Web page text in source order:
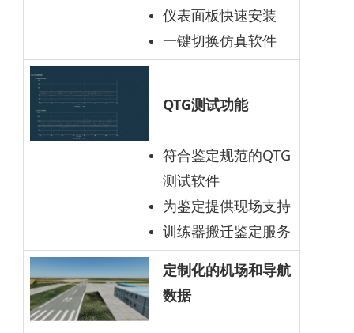
仪表面板快速安装
一键切换仿真软件
QTG测试功能
符合鉴定规范的QTG
测试软件
为鉴定提供现场支持
训练器搬迁鉴定服务
定制化的机场和导航
数据